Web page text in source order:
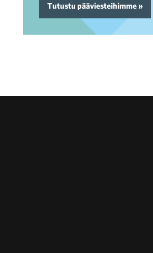
Tutustu pääviesteihimme »